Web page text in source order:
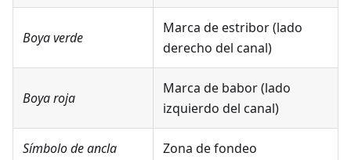
Boya verde
Marca de estribor (lado
derecho del canal)
Boya roja
Marca de babor (lado
izquierdo del canal)
Símbolo de ancla Zona de fondeo